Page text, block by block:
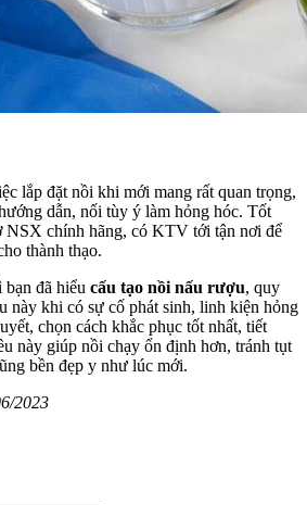
lắp đặt nồi khi mới mang rất quan trọng,
dẫn, nối tùy ý làm hỏng hóc. Tốt
NSX chính hãng, có KTV tới tận nơi để
thành thạo.
đã hiểu cấu tạo nồi nấu rượu, quy
này khi có sự cố phát sinh, linh kiện hỏng
chọn cách khắc phục tốt nhất, tiết
này giúp nồi chạy ổn định hơn, tránh tụt
bền đẹp y như lúc mới.
2023